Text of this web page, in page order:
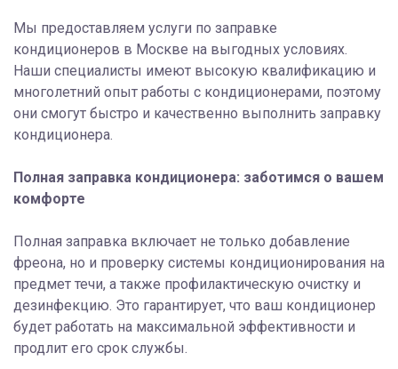
Мы предоставляем услуги по заправке
кондиционеров в Москве на выгодных условиях.
Наши специалисты имеют высокую квалификацию и
многолетний опыт работы с кондиционерами, поэтому
они смогут быстро и качественно выполнить заправку
кондиционера.
Полная заправка кондиционера: заботимся о вашем
комфорте
Полная заправка включает не только добавление
фреона, но и проверку системы кондиционирования на
предмет течи, а также профилактическую очистку и
дезинфекцию. Это гарантирует, что ваш кондиционер
будет работать на максимальной эффективности и
продлит его срок службы.